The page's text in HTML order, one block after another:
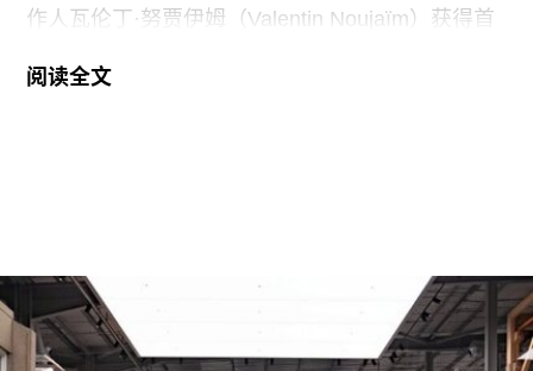
作人瓦伦丁·努贾伊姆（Valentin Noujaïm）获得首
在支持地中海沿岸地区艺术家创作新的影像艺术作
他的作品将城市空间视为承载着记忆、监视与控制
体系的活体。他常驻巴黎和雅典，其作品曾在纽约
现代艺术博物馆和伦敦当代艺术中心展出。
阅读全文